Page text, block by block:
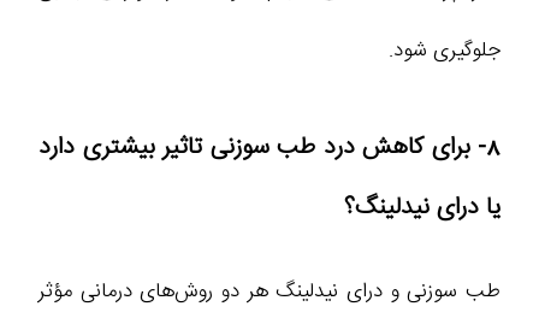
جلوگیری شود.
8- برای کاهش درد طب سوزنی تاثیر بیشتری دارد
یا درای نیدلینگ؟
طب سوزنی و درای نیدلینگ هر دو روش‌های درمانی مؤثر